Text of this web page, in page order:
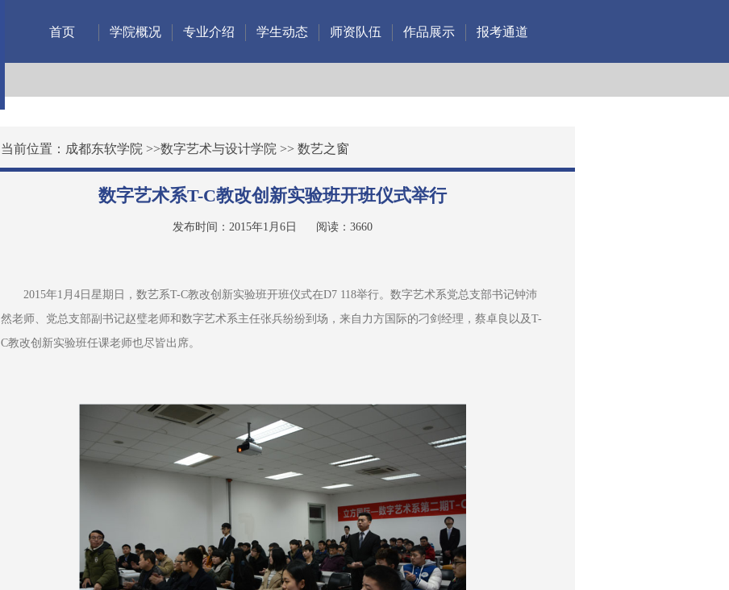
首页 学院概况 专业介绍 学生动态 师资队伍 作品展示 报考通道
当前位置： 成都东软学院 >>数字艺术与设计学院 >> 数艺之窗
数字艺术系T-C教改创新实验班开班仪式举行
发布时间：2015年1月6日 阅读： 3660
2015年1月4日星期日，数艺系T-C教改创新实验班开班仪式在D7 118举行。数字艺术系党总支部书记钟沛
然老师、党总支部副书记赵璧老师和数字艺术系主任张兵纷纷到场，来自力方国际的刁剑经理，蔡卓良以及T-
C教改创新实验班任课老师也尽皆出席。